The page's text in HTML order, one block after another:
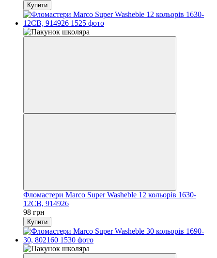
Купити
Фломастери Marco Super Washeble 12 кольорів 1630-
12CB, 914926
98 грн
Купити